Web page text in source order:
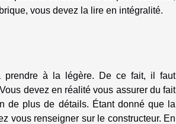
vous devez la lire en intégralité.
prendre à la légère. De ce fait, il faut
devez en réalité vous assurer du fait
de plus de détails. Étant donné que la
vous renseigner sur le constructeur. En